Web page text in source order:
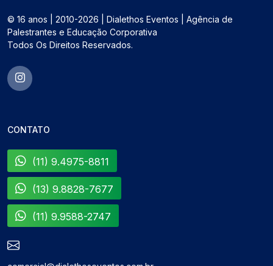
© 16 anos | 2010-2026 | Dialethos Eventos | Agência de
Palestrantes e Educação Corporativa
Todos Os Direitos Reservados.
CONTATO
(11) 9.4975-8811
(13) 9.8828-7677
(11) 9.9588-2747